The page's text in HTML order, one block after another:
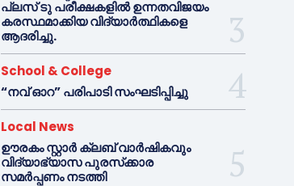
പ്ലസ് ടു പരീക്ഷകളിൽ ഉന്നതവിജയം
കരസ്ഥമാക്കിയ വിദ്യാർത്ഥികളെ
ആദരിച്ചു.
School & College
“നവ് ഓറ” പരിപാടി സംഘടിപ്പിച്ചു
Local News
ഊരകം സ്റ്റാർ ക്ലബ് വാർഷികവും
വിദ്യാഭ്യാസ പുരസ്‌ക്കാര
സമർപ്പണം നടത്തി